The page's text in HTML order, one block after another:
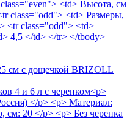
см с дощечкой BRIZOLL